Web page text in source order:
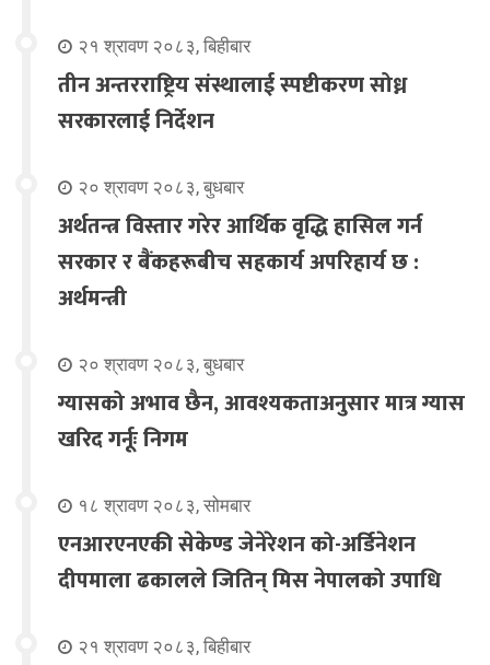
२१ श्रावण २०८३, बिहीबार
तीन अन्तरराष्ट्रिय संस्थालाई स्पष्टीकरण सोध्न
सरकारलाई निर्देशन
२० श्रावण २०८३, बुधबार
अर्थतन्त्र विस्तार गरेर आर्थिक वृद्धि हासिल गर्न
सरकार र बैंकहरूबीच सहकार्य अपरिहार्य छ :
अर्थमन्त्री
२० श्रावण २०८३, बुधबार
ग्यासको अभाव छैन, आवश्यकताअनुसार मात्र ग्यास
खरिद गर्नूः निगम
१८ श्रावण २०८३, सोमबार
एनआरएनएकी सेकेण्ड जेनेरेशन को-अर्डिनेशन
दीपमाला ढकालले जितिन् मिस नेपालको उपाधि
२१ श्रावण २०८३, बिहीबार